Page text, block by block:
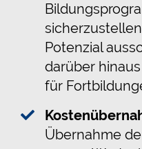
Potenzial
darüber
für
Übernahme